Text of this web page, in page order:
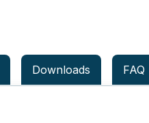
Downloads FAQ